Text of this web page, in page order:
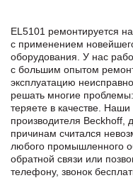
EL5101 ремонтируется
с применением
оборудования. У нас
с большим опытом
эксплуатацию
решать многие
теряете в качестве.
производителя
причинам считался
любого промышленного
обратной связи или
телефону, звонок